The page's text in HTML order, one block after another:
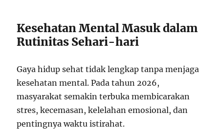
Kesehatan Mental Masuk dalam
Rutinitas Sehari-hari
Gaya hidup sehat tidak lengkap tanpa menjaga
kesehatan mental. Pada tahun 2026,
masyarakat semakin terbuka membicarakan
stres, kecemasan, kelelahan emosional, dan
pentingnya waktu istirahat.